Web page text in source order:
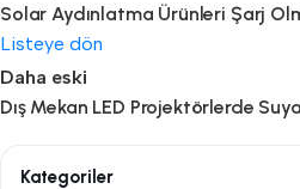
Solar Aydınlatma Ürünleri Şarj
Listeye dön
Daha eski
Dış Mekan LED Projektörlerde Suya
Kategoriler